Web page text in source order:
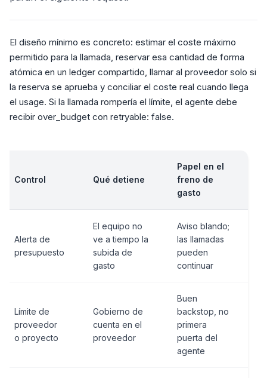
El diseño mínimo es concreto: estimar el coste máximo
permitido para la llamada, reservar esa cantidad de forma
atómica en un ledger compartido, llamar al proveedor solo si
la reserva se aprueba y conciliar el coste real cuando llega
el usage. Si la llamada rompería el límite, el agente debe
recibir over_budget con retryable: false.
Control Qué detiene
Papel en el
freno de
gasto
Alerta de
presupuesto
El equipo no
ve a tiempo la
subida de
gasto
Aviso blando;
las llamadas
pueden
continuar
Límite de
proveedor
o proyecto
Gobierno de
cuenta en el
proveedor
Buen
backstop, no
primera
puerta del
agente